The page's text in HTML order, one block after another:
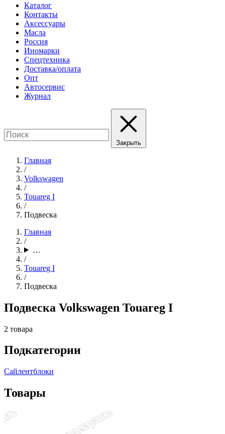
Каталог
Контакты
Аксессуары
Масла
Россия
Иномарки
Спецтехника
Доставка/оплата
Опт
Автосервис
Журнал
Закрыть
Главная
/
Volkswagen
/
Touareg I
/
Подвеска
Главная
/
…
/
Touareg I
/
Подвеска
Подвеска Volkswagen Touareg I
2 товара
Подкатегории
Сайлентблоки
Товары